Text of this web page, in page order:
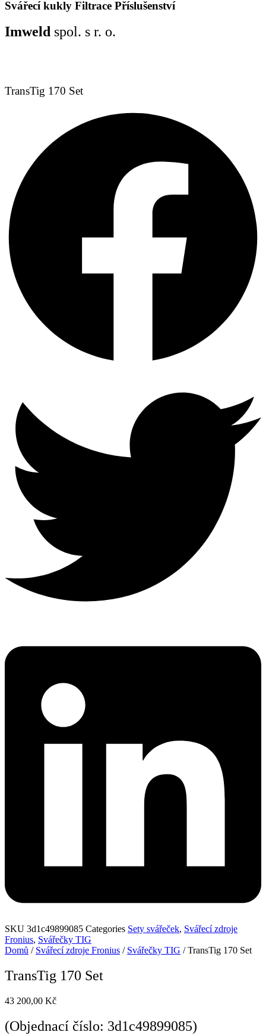
Svářecí kukly Filtrace Příslušenství
Imweld spol. s r. o.
TransTig 170 Set
SKU 3d1c49899085 Categories Sety svářeček, Svářecí zdroje
Fronius, Svářečky TIG
Domů / Svářecí zdroje Fronius / Svářečky TIG / TransTig 170 Set
TransTig 170 Set
43 200,00 Kč
(Objednací číslo: 3d1c49899085)